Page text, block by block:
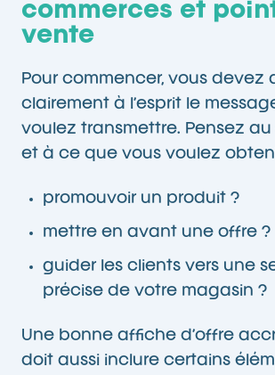
commerces et
vente
Pour commencer, vous devez
clairement à l’esprit le
voulez transmettre. Pensez
et à ce que vous voulez
promouvoir un produit ?
mettre en avant une offre ?
guider les clients vers une
précise de votre magasin ?
Une bonne affiche d’offre
doit aussi inclure certains